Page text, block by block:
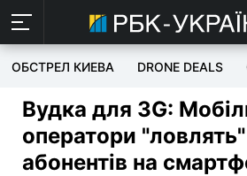
ОБСТРЕЛ КИЕВА DRONE DEALS
Вудка для 3G:
оператори "ловлять"
абонентів на